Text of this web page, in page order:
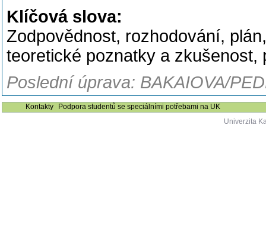
Klíčová slova:
Zodpovědnost, rozhodování,
teoretické poznatky a zkušenost,
Poslední úprava: BAKAIOVA/
Kontakty
Podpora studentů se speciálními potřebami na UK
Univerzita